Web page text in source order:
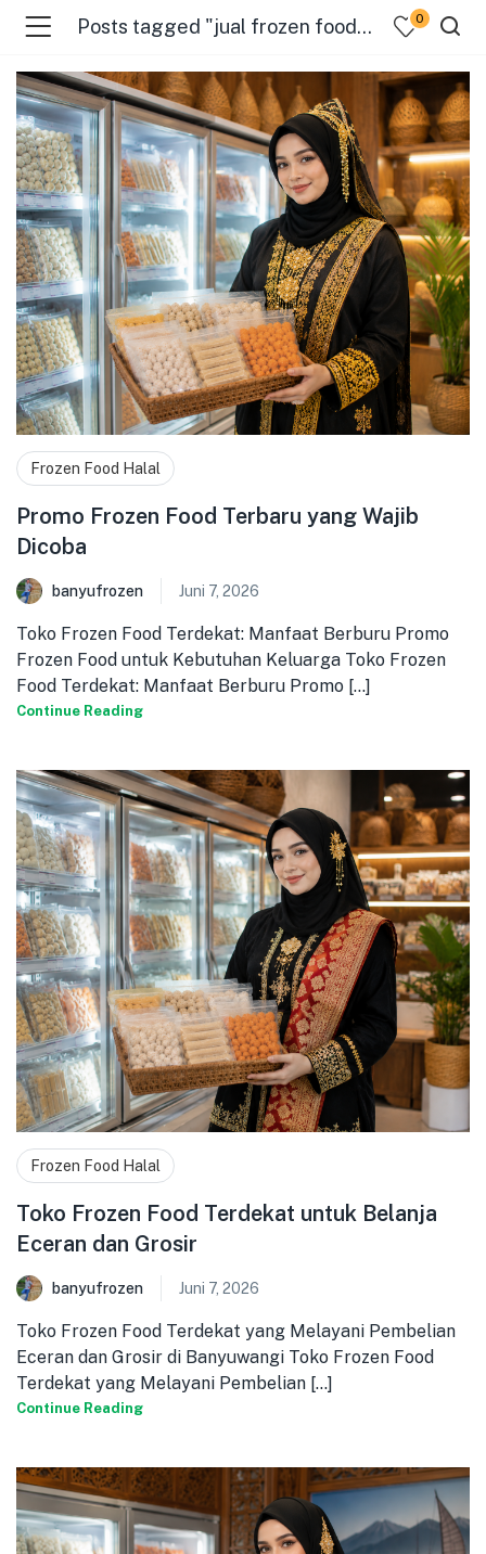
(Pages )
Posts tagged "jual frozen food banyuwangi" 0
Frozen Food Halal
Promo Frozen Food Terbaru yang Wajib
Dicoba
banyufrozen Juni 7, 2026
Toko Frozen Food Terdekat: Manfaat Berburu Promo
Frozen Food untuk Kebutuhan Keluarga Toko Frozen
Food Terdekat: Manfaat Berburu Promo [...]
Continue Reading
Frozen Food Halal
Toko Frozen Food Terdekat untuk Belanja
Eceran dan Grosir
banyufrozen Juni 7, 2026
Toko Frozen Food Terdekat yang Melayani Pembelian
Eceran dan Grosir di Banyuwangi Toko Frozen Food
Terdekat yang Melayani Pembelian [...]
Continue Reading